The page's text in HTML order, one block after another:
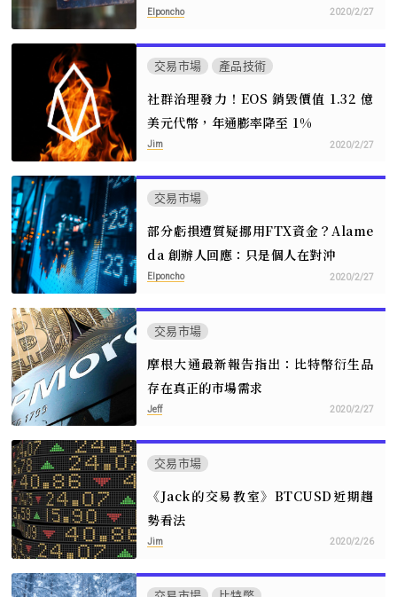
Elponcho 2020/2/27
交易市場 產品技術
社群治理發力！EOS 銷毀價值 1.32 億
美元代幣，年通膨率降至 1%
Jim 2020/2/27
交易市場
部分虧損遭質疑挪用FTX資金？Alame
da 創辦人回應：只是個人在對沖
Elponcho 2020/2/27
交易市場
摩根大通最新報告指出：比特幣衍生品
存在真正的市場需求
Jeff 2020/2/27
交易市場
《Jack的交易教室》BTCUSD近期趨
勢看法
Jim 2020/2/26